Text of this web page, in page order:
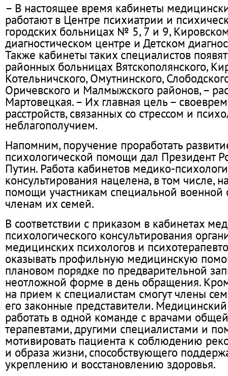
– В настоящее время кабинеты
работают в Центре психиатрии и
городских больницах № 5, 7 и 9,
диагностическом центре и Детском
Также кабинеты таких специалистов
районных больницах Вятскополянского,
Котельничского, Омутнинского,
Оричевского и Малмыжского районов, –
Мартовецкая. – Их главная цель –
расстройств, связанных со стрессом и
неблагополучием.
Напомним, поручение проработать
психологической помощи дал Президент
Путин. Работа кабинетов медико-
консультирования нацелена, в том числе,
помощи участникам специальной военной
членам их семей.
В соответствии с приказом в кабинетах
психологического консультирования
медицинских психологов и
оказывать профильную медицинскую
плановом порядке по предварительной
неотложной форме в день обращения.
на прием к специалистам смогут члены
его законные представители.
работать в одной команде с врачами
терапевтами, другими специалистами и
мотивировать пациента к соблюдению
и образа жизни, способствующего
укреплению и восстановлению здоровья.